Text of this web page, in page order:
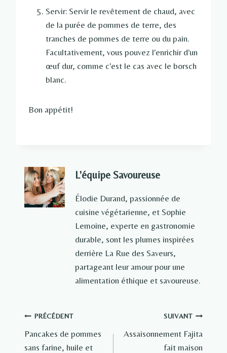
Servir: Servir le revêtement de chaud, avec
de la purée de pommes de terre, des
tranches de pommes de terre ou du pain.
Facultativement, vous pouvez l'enrichir d'un
œuf dur, comme c'est le cas avec le borsch
blanc.
Bon appétit!
L'équipe Savoureuse
Élodie Durand, passionnée de
cuisine végétarienne, et Sophie
Lemoine, experte en gastronomie
durable, sont les plumes inspirées
derrière La Rue des Saveurs,
partageant leur amour pour une
alimentation éthique et savoureuse.
Navigation
de
PRÉCÉDENT
Pancakes de pommes
sans farine, huile et
SUIVANT
Assaisonnement Fajita
fait maison